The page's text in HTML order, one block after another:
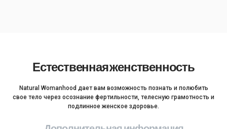
Естественная женственность
Natural Womanhood дает вам возможность познать и полюбить
свое тело через осознание фертильности, телесную грамотность и
подлинное женское здоровье.